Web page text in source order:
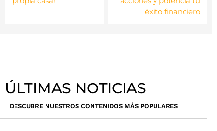
éxito financiero
ÚLTIMAS NOTICIAS
DESCUBRE NUESTROS CONTENIDOS MÁS POPULARES